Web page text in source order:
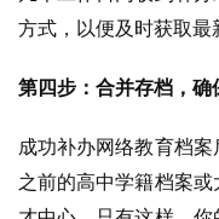
方式，以便及时获取最
第四步：合并存档，确
成功补办网络教育档
之前的高中学籍档案